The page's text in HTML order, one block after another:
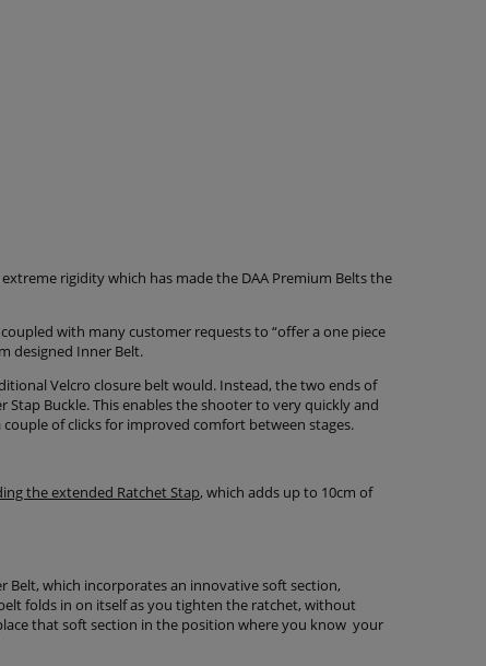
rigidity which has made the DAA Premium Belts the
with many customer requests to “offer a one piece
designed Inner Belt.
Velcro closure belt would. Instead, the two ends of
Buckle. This enables the shooter to very quickly and
of clicks for improved comfort between stages.
the extended Ratchet Stap, which adds up to 10cm of
Belt, which incorporates an innovative soft section,
folds in on itself as you tighten the ratchet, without
that soft section in the position where you know your